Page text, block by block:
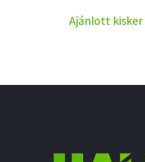
Ajánlott kisker